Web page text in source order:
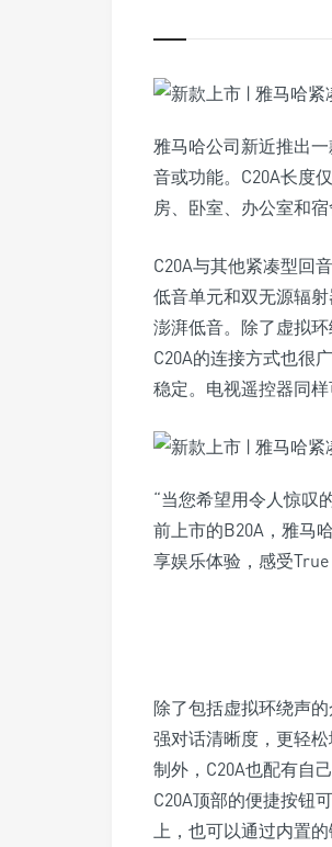
雅马哈公司新近推出
音或功能。C20A长度
房、卧室、办公室和
C20A与其他紧凑型回
低音单元和双无源辐
澎湃低音。除了虚拟
C20A的连接方式也很
稳定。电视遥控器同
“当您希望用令人惊叹
前上市的B20A，雅马
享娱乐体验，感受True
除了包括虚拟环绕声
强对话清晰度，更轻
制外，C20A也配有自
C20A顶部的便捷按钮
上，也可以通过内置的